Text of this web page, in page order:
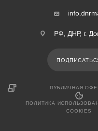
РФ, ДНР, г.
ПУБЛИЧНАЯ
ПОЛИТИКА
COOKIES